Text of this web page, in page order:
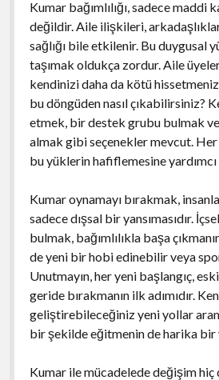
Kumar bağımlılığı, sadece maddi
değildir. Aile ilişkileri,
sağlığı bile etkilenir. Bu duygusal
taşımak oldukça zordur. Aile
kendinizi daha da kötü
bu döngüden nasıl çıkabilirsiniz?
etmek, bir destek grubu bulmak
almak gibi seçenekler mevcut. Her
bu yüklerin hafiflemesine
Kumar oynamayı bırakmak,
sadece dışsal bir yansımasıdır.
bulmak, bağımlılıkla başa
de yeni bir hobi edinebilir veya
Unutmayın, her yeni başlangıç,
geride bırakmanın ilk adımıdır.
geliştirebileceğiniz yeni yollar
bir şekilde eğitmenin de harika bir
Kumar ile mücadelede değişim